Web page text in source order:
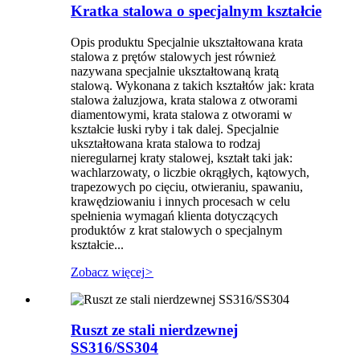
Kratka stalowa o specjalnym kształcie
Opis produktu Specjalnie ukształtowana krata
stalowa z prętów stalowych jest również
nazywana specjalnie ukształtowaną kratą
stalową. Wykonana z takich kształtów jak: krata
stalowa żaluzjowa, krata stalowa z otworami
diamentowymi, krata stalowa z otworami w
kształcie łuski ryby i tak dalej. Specjalnie
ukształtowana krata stalowa to rodzaj
nieregularnej kraty stalowej, kształt taki jak:
wachlarzowaty, o liczbie okrągłych, kątowych,
trapezowych po cięciu, otwieraniu, spawaniu,
krawędziowaniu i innych procesach w celu
spełnienia wymagań klienta dotyczących
produktów z krat stalowych o specjalnym
kształcie...
Zobacz więcej>
Ruszt ze stali nierdzewnej
SS316/SS304